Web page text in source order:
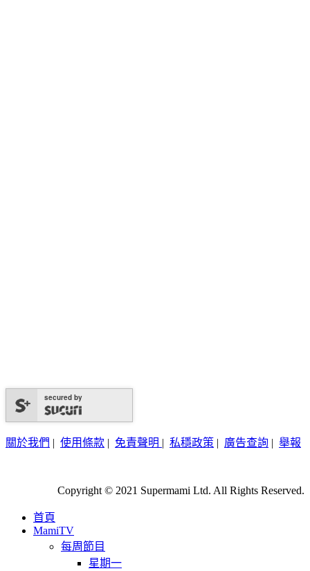
secured by
關於我們 | 使用條款 | 免責聲明 | 私穩政策 | 廣告查詢 | 舉報
Copyright © 2021 Supermami Ltd. All Rights Reserved.
首頁
MamiTV
每周節目
星期一